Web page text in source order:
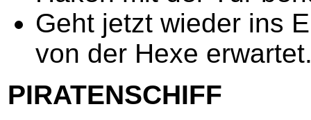
Geht jetzt wieder ins
von der Hexe
PIRATENSCHIFF